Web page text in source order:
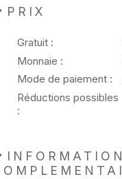
PRIX
Gratuit :
Monnaie :
Mode de paiement :
Réductions possibles
: